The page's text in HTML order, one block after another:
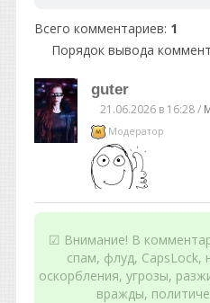
Всего комментариев: 1
Порядок вывода
guter
21.06.2026 в 16:28 /
Модератор
☑ Внимание! В
спам, флуд, CapsLock,
оскорбления, угрозы,
вражды,